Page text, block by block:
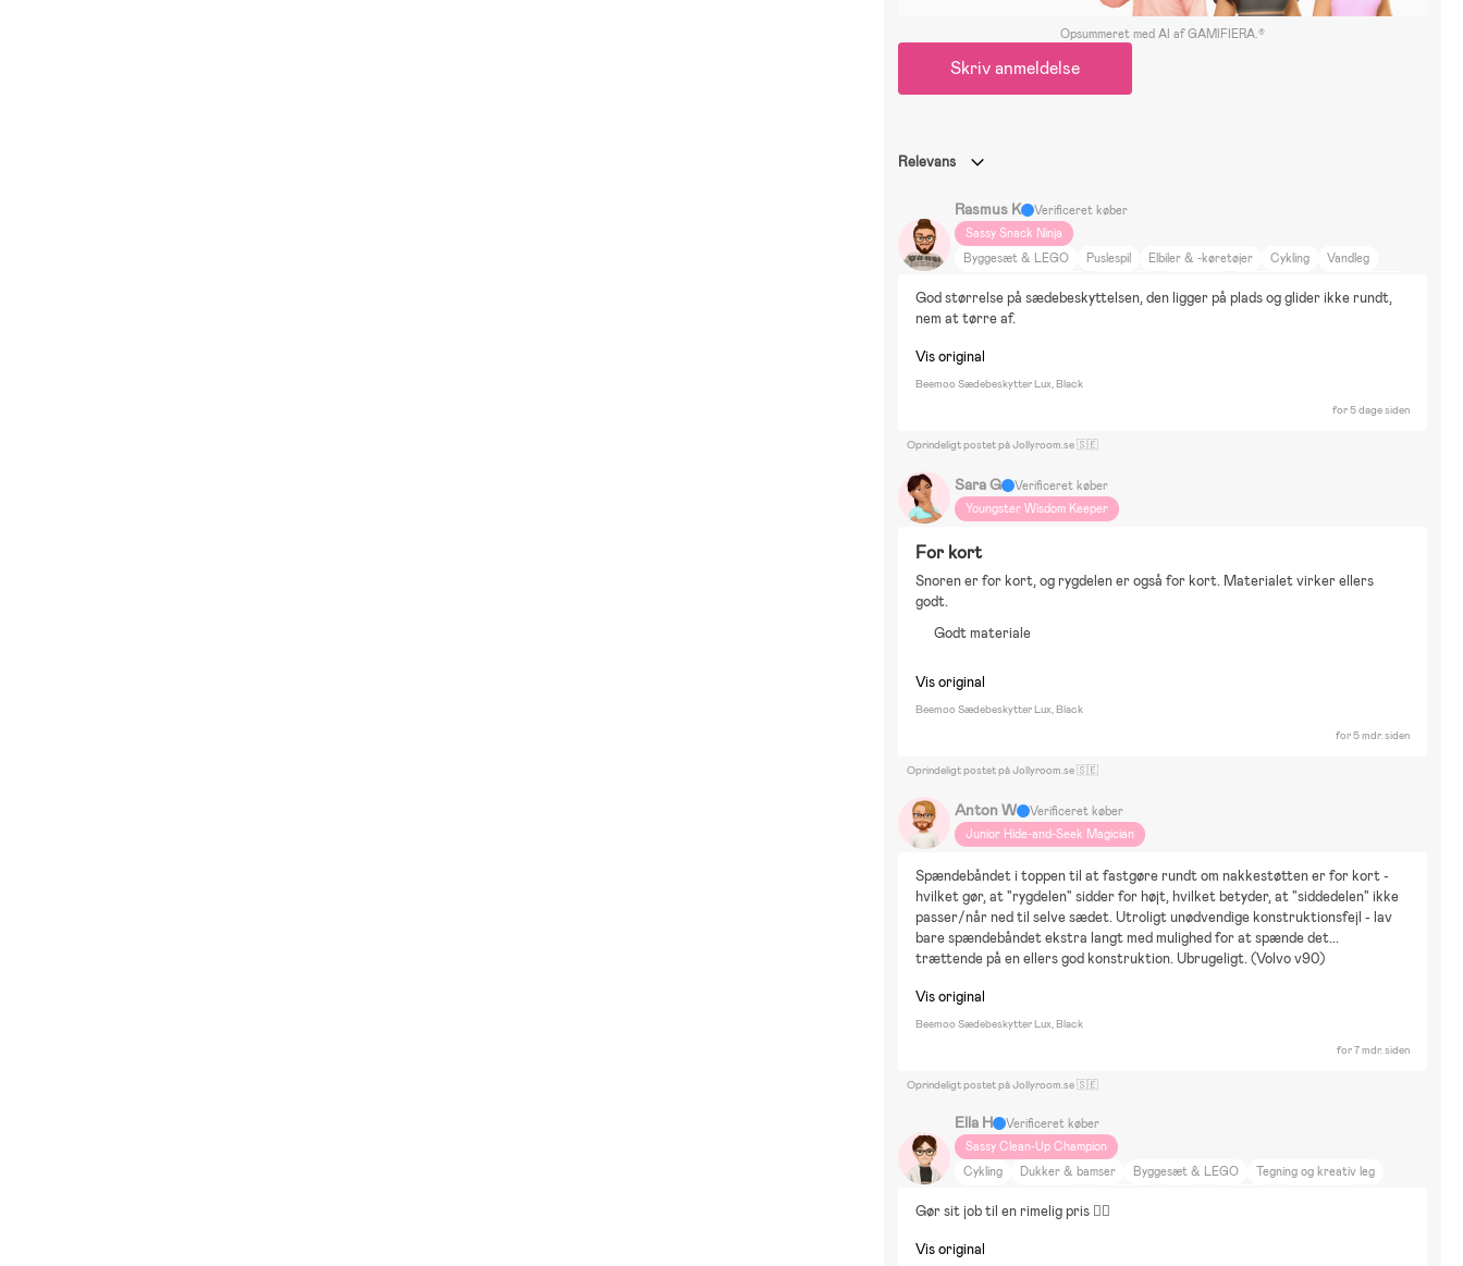
Opsummeret med AI af GAMIFIERA.®
Skriv anmeldelse
Relevans
Rasmus K
Verificeret køber
Sassy Snack Ninja
Byggesæt & LEGO
Puslespil Elbiler & -køretøjer Cykling
Vandleg
Babblarna
Hot Wheels Marvel Nintendo Disney Cars
Film og litteratur
God størrelse på sædebeskyttelsen, den ligger på plads og glider ikke rundt,
nem at tørre af.
Vis original
Beemoo Sædebeskytter Lux, Black
for 5 dage siden
Oprindeligt postet på Jollyroom.se 🇸🇪
Sara G
Verificeret køber
Youngster Wisdom Keeper
For kort
Snoren er for kort, og rygdelen er også for kort. Materialet virker ellers
godt.
Godt materiale
Vis original
Beemoo Sædebeskytter Lux, Black
for 5 mdr. siden
Oprindeligt postet på Jollyroom.se 🇸🇪
Anton W
Verificeret køber
Junior Hide-and-Seek Magician
Spændebåndet i toppen til at fastgøre rundt om nakkestøtten er for kort -
hvilket gør, at "rygdelen" sidder for højt, hvilket betyder, at "siddedelen" ikke
passer/når ned til selve sædet. Utroligt unødvendige konstruktionsfejl - lav
bare spændebåndet ekstra langt med mulighed for at spænde det...
trættende på en ellers god konstruktion. Ubrugeligt. (Volvo v90)
Vis original
Beemoo Sædebeskytter Lux, Black
for 7 mdr. siden
Oprindeligt postet på Jollyroom.se 🇸🇪
Ella H
Verificeret køber
Sassy Clean-Up Champion
Cykling
Dukker & bamser Byggesæt & LEGO
Tegning og kreativ leg
Gabbys Dollhouse
Disney Nalle Puh
Gør sit job til en rimelig pris 👍🏻
Vis original